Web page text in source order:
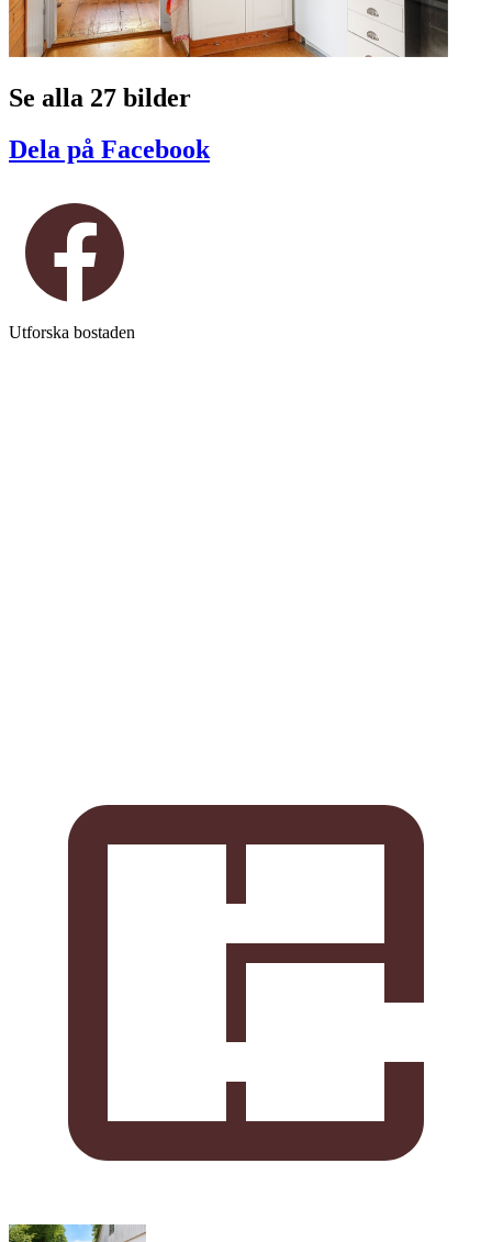
Se alla 27 bilder
Dela på Facebook
Utforska bostaden